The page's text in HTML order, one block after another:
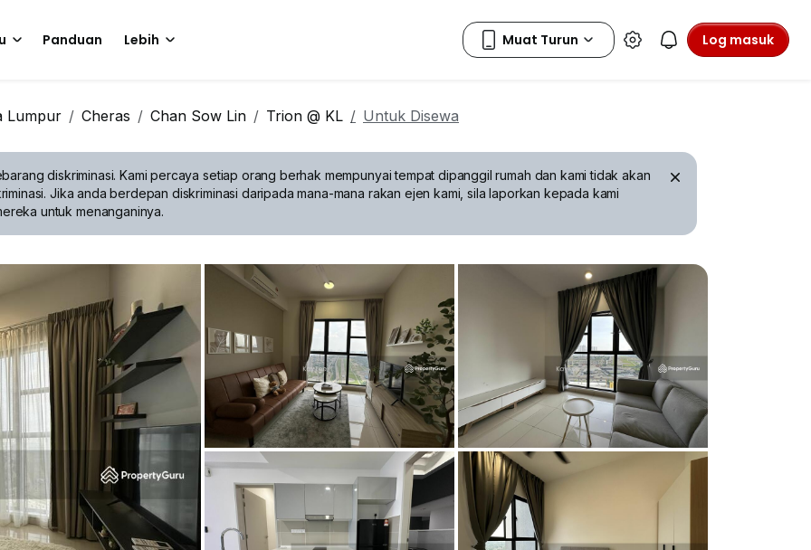
Panduan Lebih Log masuk
Lumpur Cheras Chan Sow Lin Trion @ KL Untuk Disewa
diskriminasi.Kami percaya setiap orang berhak mempunyai tempat dipanggil rumah dan kami tidak akan
Jika anda berdepan diskriminasi daripada mana-mana rakan ejen kami, sila laporkan kepada kami
untuk menanganinya.